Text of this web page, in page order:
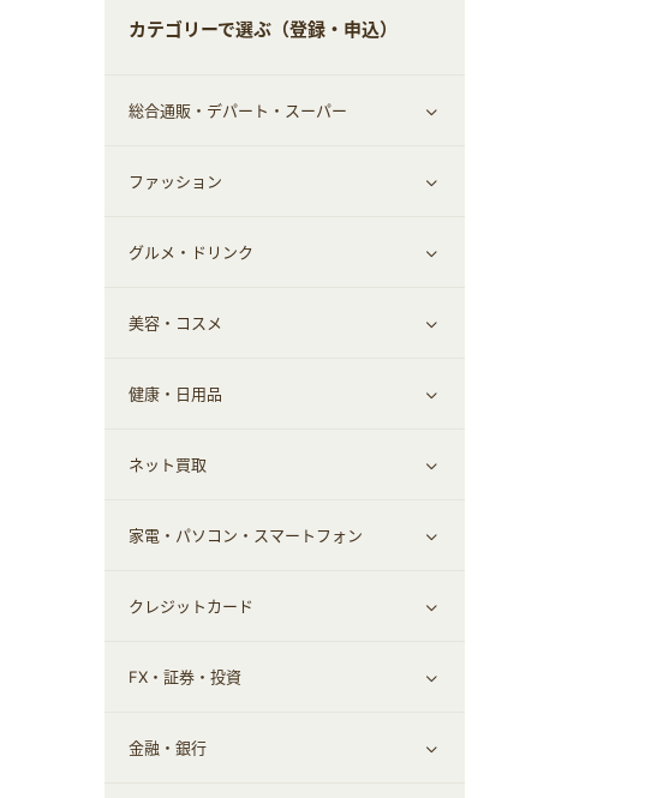
カテゴリーで選ぶ（登録・申込）
総合通販・デパート・スーパー
すべて見る
総合通販
ファッション
すべて見る
ファッション
インナー・下着
スーツ・フォーマル
グルメ・ドリンク
すべて見る
グルメ
お酒
食材宅配
ウォーターサーバー
美容・コスメ
すべて見る
ヘアケア
エステ・サロン
メンズ美容
健康・日用品
すべて見る
スポーツ・フィットネス
日用品・薬局・からだ
ネット買取
すべて見る
ネット買取
家電・パソコン・スマートフォン
すべて見る
家電・パソコン・ソフトウェア
通信・レンタルサーバー
クレジットカード
すべて見る
クレジットカード
FX・証券・投資
すべて見る
金融・銀行